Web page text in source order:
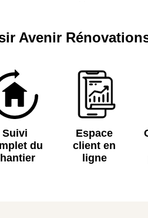
Avenir
Suivi
du
Espace
client en
ligne